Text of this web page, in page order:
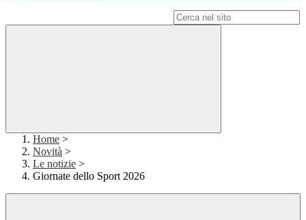
Home >
Novità >
Le notizie >
Giornate dello Sport 2026